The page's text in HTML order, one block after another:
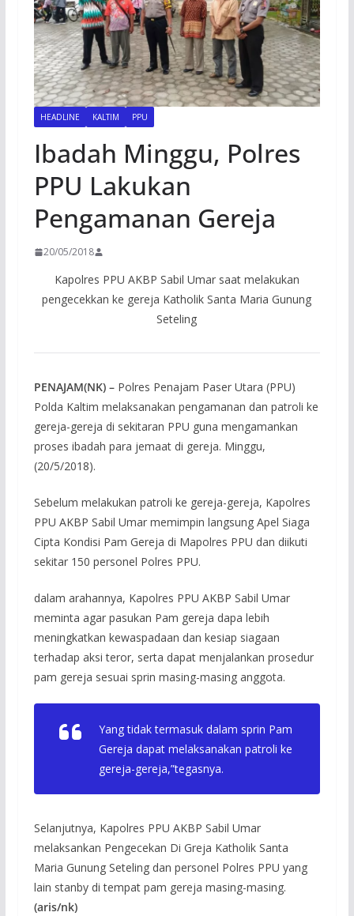
HEADLINE KALTIM PPU
Ibadah Minggu, Polres
PPU Lakukan
Pengamanan Gereja
20/05/2018
Kapolres PPU AKBP Sabil Umar saat melakukan
pengecekkan ke gereja Katholik Santa Maria Gunung
Seteling
PENAJAM(NK) –Polres Penajam Paser Utara (PPU)
Polda Kaltim melaksanakan pengamanan dan patroli ke
gereja-gereja di sekitaran PPU guna mengamankan
proses ibadah para jemaat di gereja. Minggu,
(20/5/2018).
Sebelum melakukan patroli ke gereja-gereja, Kapolres
PPU AKBP Sabil Umar memimpin langsung Apel Siaga
Cipta Kondisi Pam Gereja di Mapolres PPU dan diikuti
sekitar 150 personel Polres PPU.
dalam arahannya, Kapolres PPU AKBP Sabil Umar
meminta agar pasukan Pam gereja dapa lebih
meningkatkan kewaspadaan dan kesiap siagaan
terhadap aksi teror, serta dapat menjalankan prosedur
pam gereja sesuai sprin masing-masing anggota.
Yang tidak termasuk dalam sprin Pam
Gereja dapat melaksanakan patroli ke
gereja-gereja,”tegasnya.
Selanjutnya, Kapolres PPU AKBP Sabil Umar
melaksankan Pengecekan Di Greja Katholik Santa
Maria Gunung Seteling dan personel Polres PPU yang
lain stanby di tempat pam gereja masing-masing.
(aris/nk)